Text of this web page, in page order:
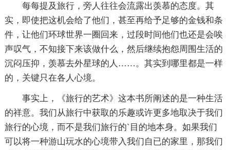
每每提及旅行，旁人往往会流露出羡慕的态度。其
实，即使把这机会给了他们，甚至再给予足够的金钱和条
件，让他们环球世界一圈回来，过段时间他们也还是会唉
声叹气，不知接下来该做什么，然后继续抱怨周围生活的
沉闷压抑，羡慕去外星球的人……。其实到哪里都是一样
的，关键只在各人心境。
事实上，《旅行的艺术》这本书所阐述的是一种生活
的祥意。我们从旅行中获取的乐趣或许更多地取决于我们
旅行的心境，而不是我们旅行的`目的地本身。如果我们
可以将一种游山玩水的心境带入我们自已的家里，那我们